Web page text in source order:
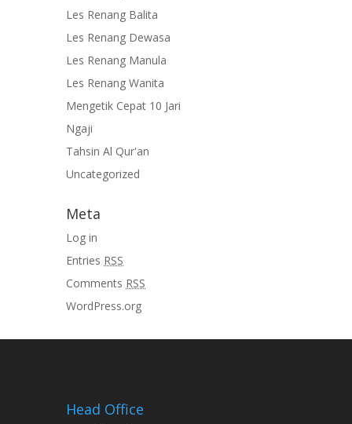
Les Renang Balita
Les Renang Dewasa
Les Renang Manula
Les Renang Wanita
Mengetik Cepat 10 Jari
Ngaji
Tahsin Al Qur'an
Uncategorized
Meta
Log in
Entries RSS
Comments RSS
WordPress.org
Head Office